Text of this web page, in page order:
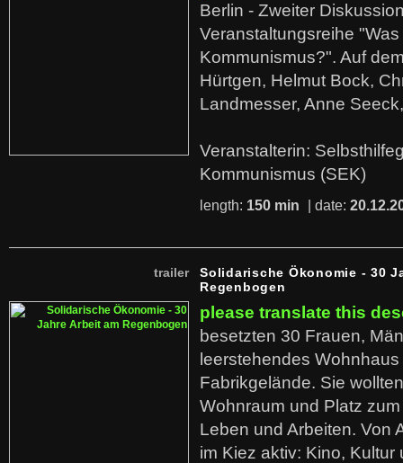
Berlin - Zweiter
Veranstaltungsreihe "Was
Kommunismus?". Auf
Hürtgen, Helmut Bock,
Landmesser, Anne
Veranstalterin:
Kommunismus (SEK)
length: 150 min | date:
trailer
Solidarische Ökonomie - 30
Regenbogen
please translate this
besetzten 30 Frauen,
leerstehendes
Fabrikgelände. Sie
Wohnraum und Platz
Leben und Arbeiten. Von
im Kiez aktiv: Kino,